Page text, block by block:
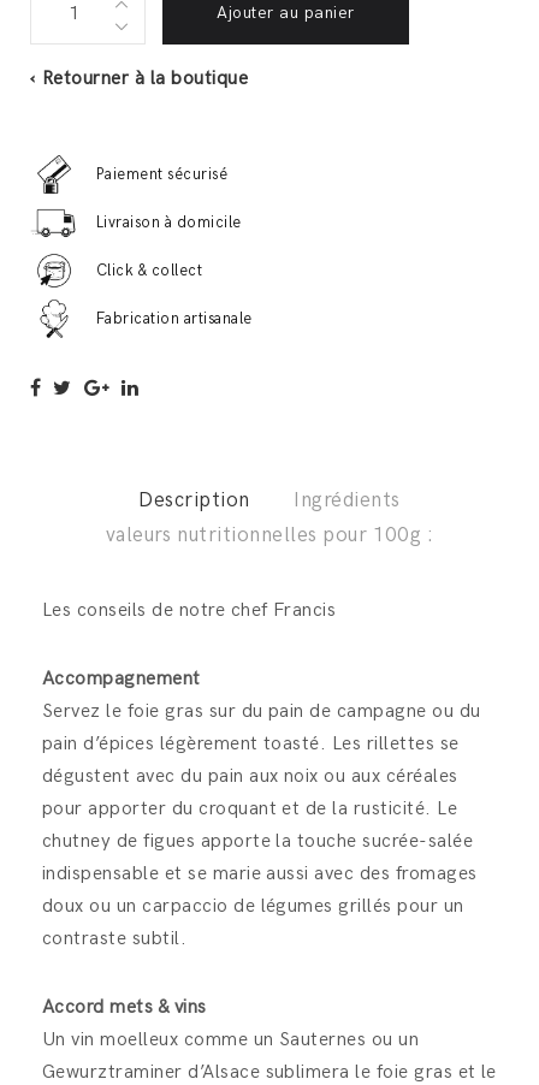
foie
gras,
rillettes
et
chutney
Ajouter au panier
‹ Retourner à la boutique
Paiement sécurisé
Livraison à domicile
Click & collect
Fabrication artisanale
Description
Ingrédients
valeurs nutritionnelles pour 100g :
Les conseils de notre chef Francis
Accompagnement
Servez le foie gras sur du pain de campagne ou du
pain d’épices légèrement toasté. Les rillettes se
dégustent avec du pain aux noix ou aux céréales
pour apporter du croquant et de la rusticité. Le
chutney de figues apporte la touche sucrée-salée
indispensable et se marie aussi avec des fromages
doux ou un carpaccio de légumes grillés pour un
contraste subtil.
Accord mets & vins
Un vin moelleux comme un Sauternes ou un
Gewurztraminer d’Alsace sublimera le foie gras et le